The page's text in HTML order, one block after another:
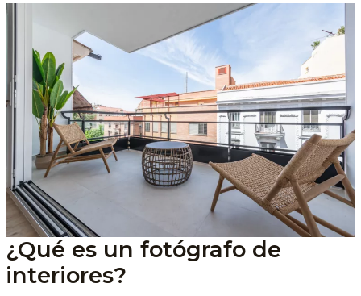
¿Qué es un fotógrafo de
interiores?